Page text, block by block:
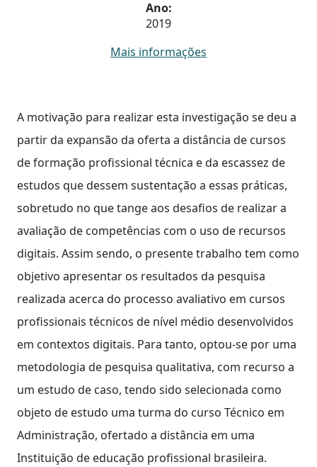
Ano:
2019
Mais informações
A motivação para realizar esta investigação se deu a
partir da expansão da oferta a distância de cursos
de formação profissional técnica e da escassez de
estudos que dessem sustentação a essas práticas,
sobretudo no que tange aos desafios de realizar a
avaliação de competências com o uso de recursos
digitais. Assim sendo, o presente trabalho tem como
objetivo apresentar os resultados da pesquisa
realizada acerca do processo avaliativo em cursos
profissionais técnicos de nível médio desenvolvidos
em contextos digitais. Para tanto, optou-se por uma
metodologia de pesquisa qualitativa, com recurso a
um estudo de caso, tendo sido selecionada como
objeto de estudo uma turma do curso Técnico em
Administração, ofertado a distância em uma
Instituição de educação profissional brasileira.